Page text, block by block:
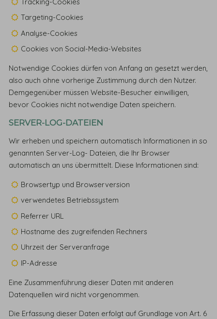
Targeting-Cookies
Analyse-Cookies
Cookies von Social-Media-Websites
Notwendige Cookies dürfen von Anfang an gesetzt werden,
also auch ohne vorherige Zustimmung durch den Nutzer.
Demgegenüber müssen Website-Besucher einwilligen,
bevor Cookies nicht notwendige Daten speichern.
SERVER-LOG-DATEIEN
Wir erheben und speichern automatisch Informationen in so
genannten Server-Log- Dateien, die Ihr Browser
automatisch an uns übermittelt. Diese Informationen sind:
Browsertyp und Browserversion
verwendetes Betriebssystem
Referrer URL
Hostname des zugreifenden Rechners
Uhrzeit der Serveranfrage
IP-Adresse
Eine Zusammenführung dieser Daten mit anderen
Datenquellen wird nicht vorgenommen.
Die Erfassung dieser Daten erfolgt auf Grundlage von Art. 6